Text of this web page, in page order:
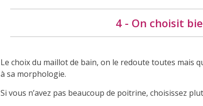
4 - On choisit
Le choix du maillot de bain, on le redoute toutes mais
à sa morphologie.
Si vous n’avez pas beaucoup de poitrine, choisissez